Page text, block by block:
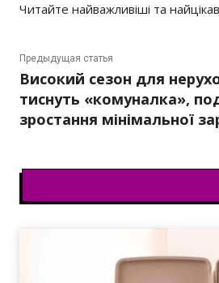
Читайте найважливіші та
Предыдущая статья
Високий сезон для
тиснуть «комуналка»,
зростання мінімальної